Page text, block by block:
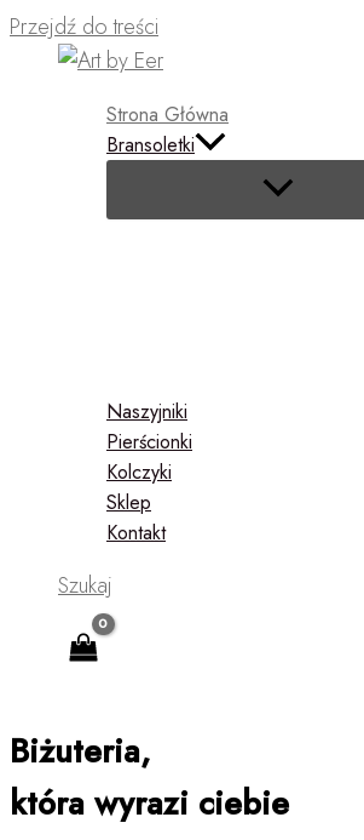
Przejdź do treści
Strona Główna
Bransoletki
Naszyjniki
Pierścionki
Kolczyki
Sklep
Kontakt
Szukaj
Biżuteria,
która wyrazi ciebie